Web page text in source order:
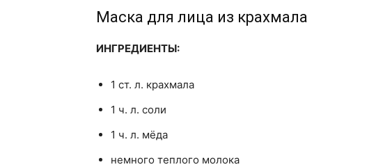
Маска для лица из крахмала
ИНГРЕДИЕНТЫ:
1 ст. л. крахмала
1 ч. л. соли
1 ч. л. мёда
немного теплого молока